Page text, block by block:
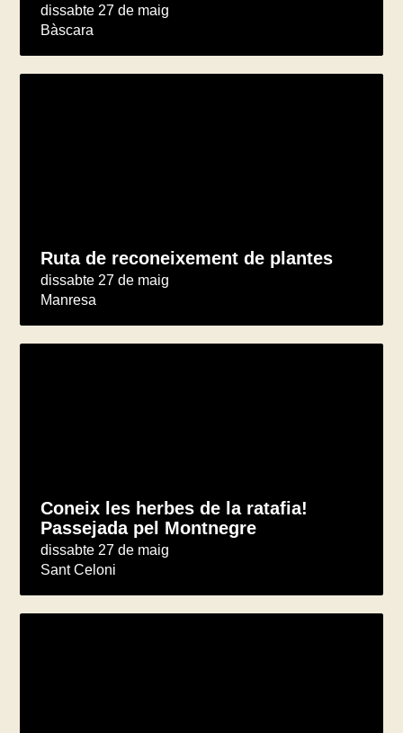
dissabte 27 de maig
Bàscara
Ruta de reconeixement de plantes
dissabte 27 de maig
Manresa
Coneix les herbes de la ratafia!
Passejada pel Montnegre
dissabte 27 de maig
Sant Celoni